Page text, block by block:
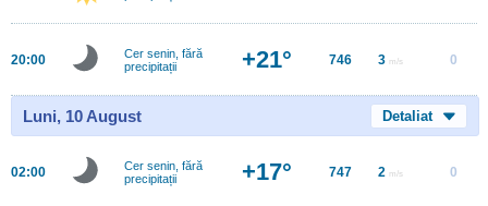
20:00
Cer senin, fără
precipitații
+21° 746 3 m/s 0
Luni, 10 August Detaliat
02:00
Cer senin, fără
precipitații
+17° 747 2 m/s 0